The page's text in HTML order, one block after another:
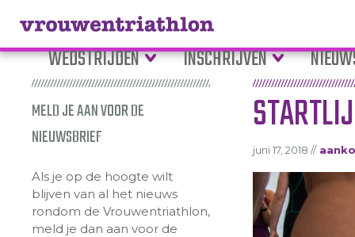
WEDSTRIJDEN INSCHRIJVEN
MELD JE AAN VOOR DE
NIEUWSBRIEF
Als je op de hoogte wilt
blijven van al het nieuws
rondom de Vrouwentriathlon,
meld je dan aan voor de
juni 17, 2018 //